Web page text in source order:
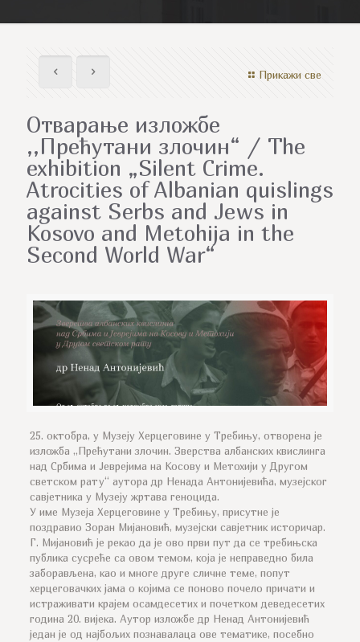
Прикажи све
Отварање изложбе
,,Прећутани злочин“ / The
exhibition „Silent Crime.
Atrocities of Albanian quislings
against Serbs and Jews in
Kosovo and Metohija in the
Second World War“
25. октобра, у Музеју Херцеговине у Требињу, отворена је
изложба ,,Прећутани злочин. Зверства албанских квислинга
над Србима и Јеврејима на Косову и Метохији у Другом
светском рату“ аутора др Ненада Антонијевића, музејског
савјетника у Музеју жртава геноцида.
У име Музеја Херцеговине у Требињу, присутне је
поздравио Зоран Мијановић, музејски савјетник историчар.
Г. Мијановић је рекао да је ово први пут да се требињска
публика сусреће са овом темом, која је неправедно била
заборављена, као и многе друге сличне теме, попут
херцеговачких јама о којима се поново почело причати и
истраживати крајем осамдесетих и почетком деведесетих
година 20. вијека. Аутор изложбе др Ненад Антонијевић
један је од најбољих познавалаца ове тематике, посебно